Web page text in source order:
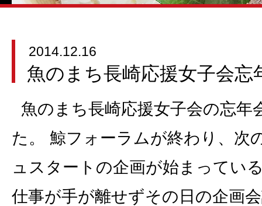
2014.12.16
魚のまち長崎応援女子会忘
魚のまち長崎応援女子会の忘年
た。 鯨フォーラムが終わり、次
ュスタートの企画が始まってい
仕事が手が離せずその日の企画